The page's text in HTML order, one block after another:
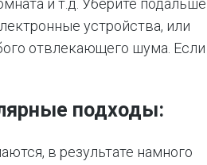
устройства, или
отвлекающего шума. Если
подходы:
в результате намного